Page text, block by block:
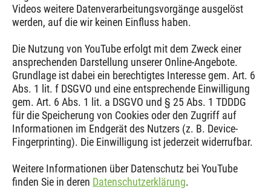
Videos weitere Datenverarbeitungsvorgänge ausgelöst
werden, auf die wir keinen Einfluss haben.
Die Nutzung von YouTube erfolgt mit dem Zweck einer
ansprechenden Darstellung unserer Online-Angebote.
Grundlage ist dabei ein berechtigtes Interesse gem. Art. 6
Abs. 1 lit. f DSGVO und eine entsprechende Einwilligung
gem. Art. 6 Abs. 1 lit. a DSGVO und § 25 Abs. 1 TDDDG
für die Speicherung von Cookies oder den Zugriff auf
Informationen im Endgerät des Nutzers (z. B. Device-
Fingerprinting). Die Einwilligung ist jederzeit widerrufbar.
Weitere Informationen über Datenschutz bei YouTube
finden Sie in deren Datenschutzerklärung.